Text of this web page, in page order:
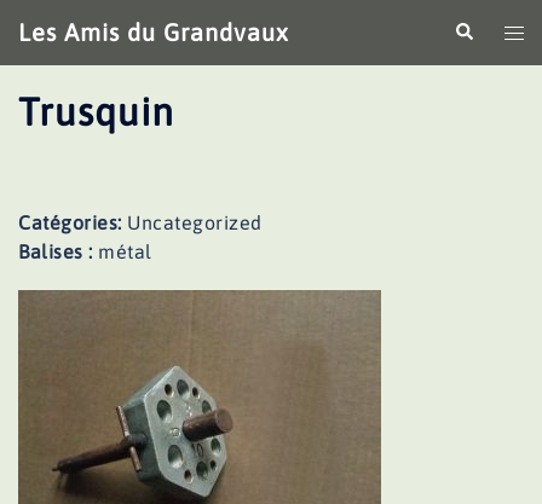
au
contenu
Les Amis du Grandvaux
le
Trusquin
Catégories: Uncategorized
Balises : métal